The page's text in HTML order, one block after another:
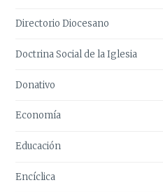
Directorio Diocesano
Doctrina Social de la Iglesia
Donativo
Economía
Educación
Encíclica